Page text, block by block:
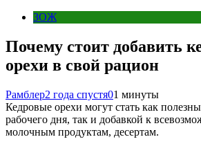
ЗОЖ
Почему стоит добавить
орехи в свой рацион
Рамблер2 года спустя01 минуты
Кедровые орехи могут стать как
рабочего дня, так и добавкой к
молочным продуктам, десертам.